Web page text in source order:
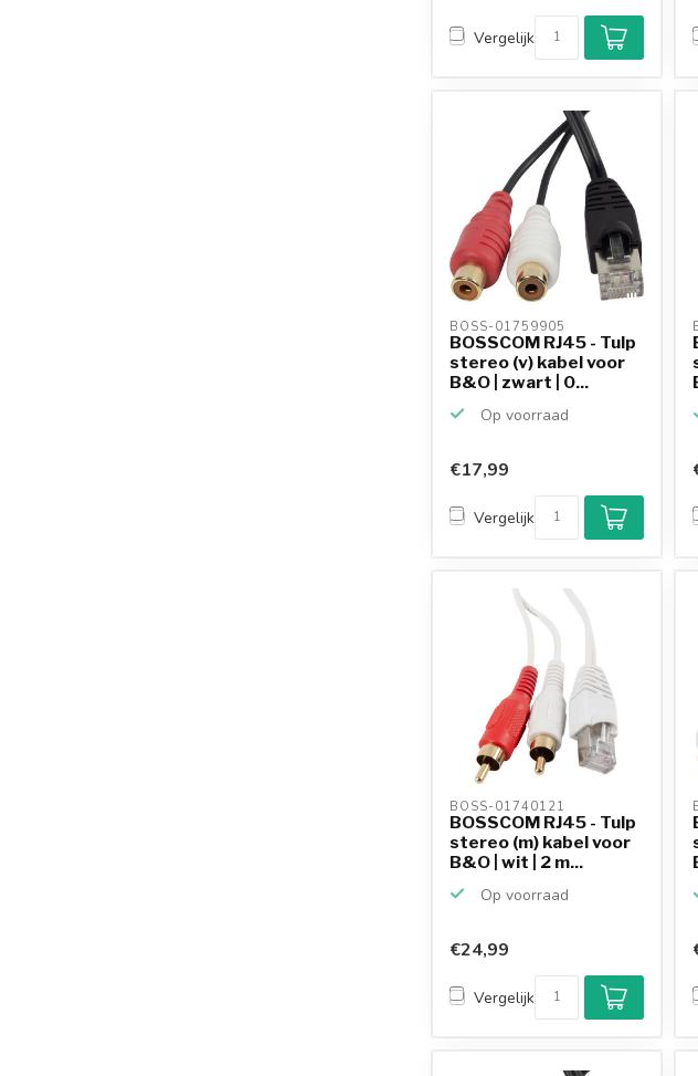
Vergelijk
BOSS-01759905
BOSSCOM RJ45 - Tulp
stereo (v) kabel voor
B&O | zwart | 0...
Op voorraad
€17,99
Vergelijk
BOSS-01740121
BOSSCOM RJ45 - Tulp
stereo (m) kabel voor
B&O | wit | 2 m...
Op voorraad
€24,99
Vergelijk